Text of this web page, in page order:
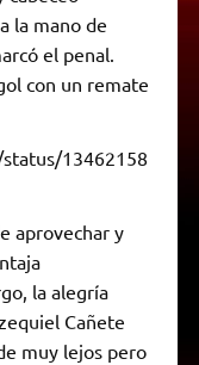
la mano de
el penal.
con un remate
13462158
aprovechar y
la alegría
Cañete
muy lejos pero